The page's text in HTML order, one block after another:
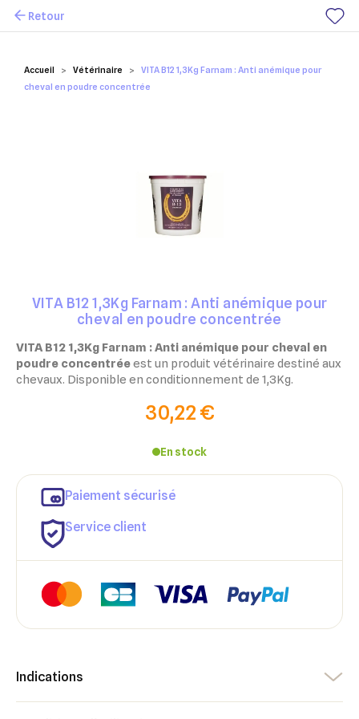
Mes favoris
Accueil Vétérinaire
VITA B12 1,3Kg Farnam : Anti anémique pour
cheval en poudre concentrée
Retour
VITA B12 1,3Kg Farnam : Anti anémique pour
cheval en poudre concentrée
VITA B12 1,3Kg Farnam : Anti anémique pour cheval en
poudre concentréeest un produit vétérinaire destiné aux
chevaux. Disponible en conditionnement de 1,3Kg.
30,22 €
En stock
Paiement sécurisé
Service client
Indications
Créer une liste d'envies ×
Connexion ×